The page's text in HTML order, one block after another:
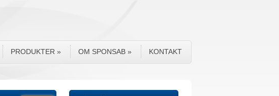
PRODUKTER » OM SPONSAB » KONTAKT